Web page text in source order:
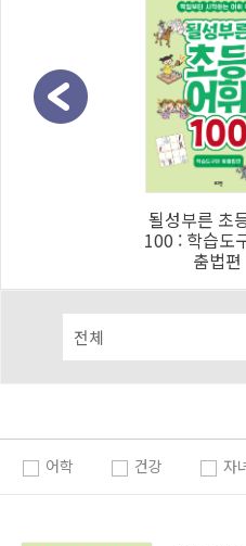
될성부른 초
100 : 학습도
춤법편
어학 건강 자